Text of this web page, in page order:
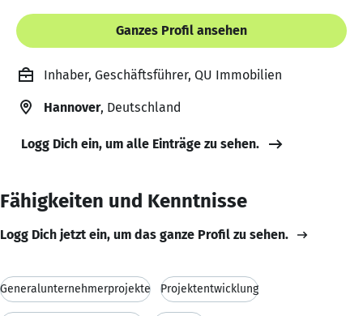
Ganzes Profil ansehen
Inhaber, Geschäftsführer, QU Immobilien
Hannover, Deutschland
Logg Dich ein, um alle Einträge zu sehen.
Fähigkeiten und Kenntnisse
Logg Dich jetzt ein, um das ganze Profil zu sehen.
Generalunternehmerprojekte Projektentwicklung